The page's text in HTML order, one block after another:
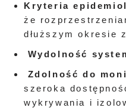
Kryteria
że
dłuższym okresie
Wydolność
Zdolność do
szeroka
wykrywania i